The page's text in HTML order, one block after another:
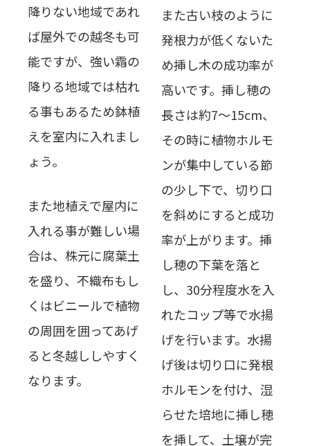
降りない地域であれ
ば屋外での越冬も可
能ですが、強い霜の
降りる地域では枯れ
る事もあるため鉢植
えを室内に入れまし
ょう。
また地植えで屋内に
入れる事が難しい場
合は、株元に腐葉土
を盛り、不織布もし
くはビニールで植物
の周囲を囲ってあげ
ると冬越ししやすく
なります。
また古い枝のように
発根力が低くないた
め挿し木の成功率が
高いです。挿し穂の
長さは約7～15cm、
その時に植物ホルモ
ンが集中している節
の少し下で、切り口
を斜めにすると成功
率が上がります。挿
し穂の下葉を落と
し、30分程度水を入
れたコップ等で水揚
げを行います。水揚
げ後は切り口に発根
ホルモンを付け、湿
らせた培地に挿し穂
を挿して、土壌が完